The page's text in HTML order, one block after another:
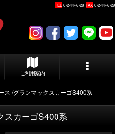
TEL 072-447-6728 FAX 072-447-6729
ご利用案内
ス /グランマックスカーゴS400系
スカーゴS400系